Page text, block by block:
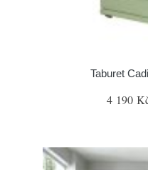
Taburet
4 190